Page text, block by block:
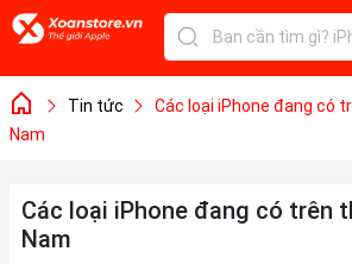
Tin tức
Các loại iPhone đang có
Nam
Các loại iPhone đang có trên
Nam